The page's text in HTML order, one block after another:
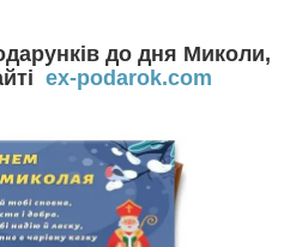
до дня Миколи,
ex-podarok.com